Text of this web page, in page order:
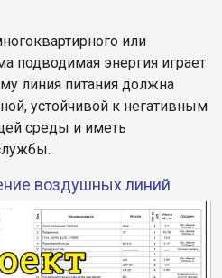
или
подводимая энергия играет
линия питания должна
устойчивой к негативным
среды и иметь
воздушных линий